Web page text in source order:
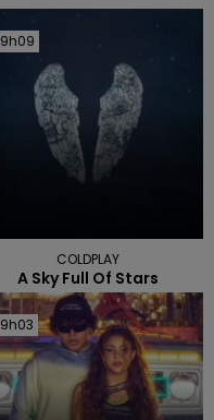
9h09
9h09
COLDPLAY
A Sky Full Of Stars
9h03
9h03